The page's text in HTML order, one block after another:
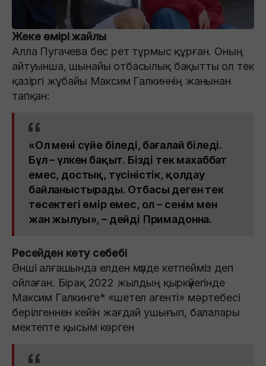
Жеке өмірі жайлы
Алла Пугачева бес рет тұрмыс құрған. Оның
айтуынша, шынайы отбасылық бақытты ол тек
қазіргі жұбайы Максим Галкиннің жанынан
тапқан:
«Ол мені сүйе біледі, бағалай біледі.
Бұл – үлкен бақыт. Бізді тек махаббат
емес, достық, түсіністік, қолдау
байланыстырады. Отбасы деген тек
төсектегі өмір емес, ол – сенім мен
жан жылуы», – дейді Примадонна.
Ресейден кету себебі
Әнші алғашында елден мүлде кетпейміз деп
ойлаған. Бірақ 2022 жылдың қыркүйегінде
Максим Галкинге* «шетел агенті» мәртебесі
берілгеннен кейін жағдай ушығып, балалары
мектепте қысым көрген